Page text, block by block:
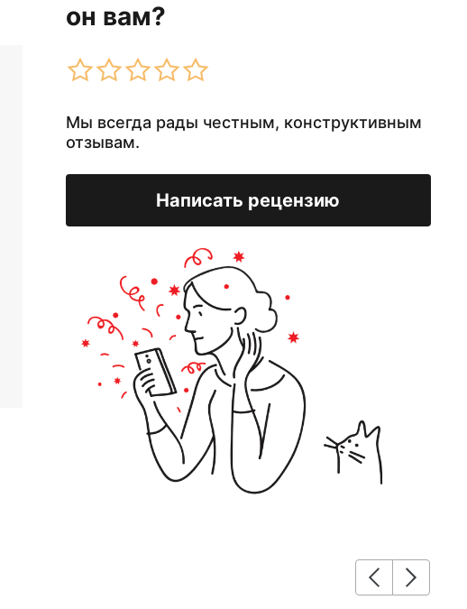
он вам?
Мы всегда рады честным, конструктивным
отзывам.
Написать рецензию